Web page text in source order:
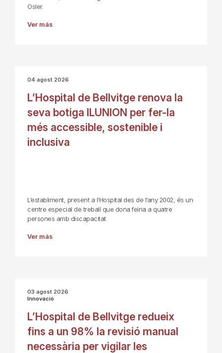
Osler.
Ver más
04 agost 2026
L’Hospital de Bellvitge renova la
seva botiga ILUNION per fer-la
més accessible, sostenible i
inclusiva
L’establiment, present a l’Hospital des de l’any 2002, és un
centre especial de treball que dona feina a quatre
persones amb discapacitat.
Ver más
03 agost 2026
Innovació
L’Hospital de Bellvitge redueix
fins a un 98% la revisió manual
necessària per vigilar les